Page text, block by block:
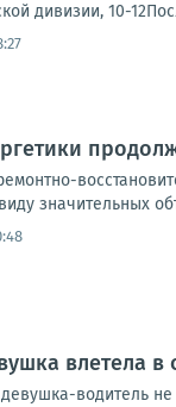
дивизии, 10-
значительных
влетела в
водитель